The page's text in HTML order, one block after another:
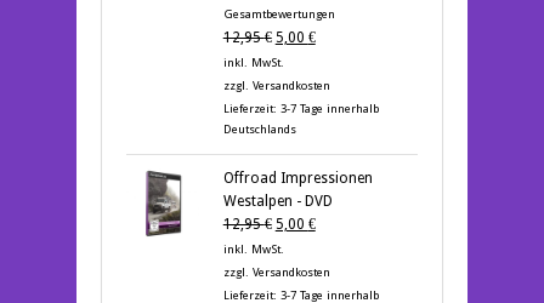
Gesamtbewertungen
12,95€ Ursprünglicher
Preis
war:
12,95 €
5,00 €Aktueller
ist:
5,00 €.
inkl. MwSt.
zzgl. Versandkosten
Lieferzeit: 3-7 Tage innerhalb
Deutschlands
Offroad Impressionen
Westalpen - DVD
12,95€ Ursprünglicher
Preis
war:
12,95 €
5,00 €Aktueller
ist:
5,00 €.
inkl. MwSt.
zzgl. Versandkosten
Lieferzeit: 3-7 Tage innerhalb